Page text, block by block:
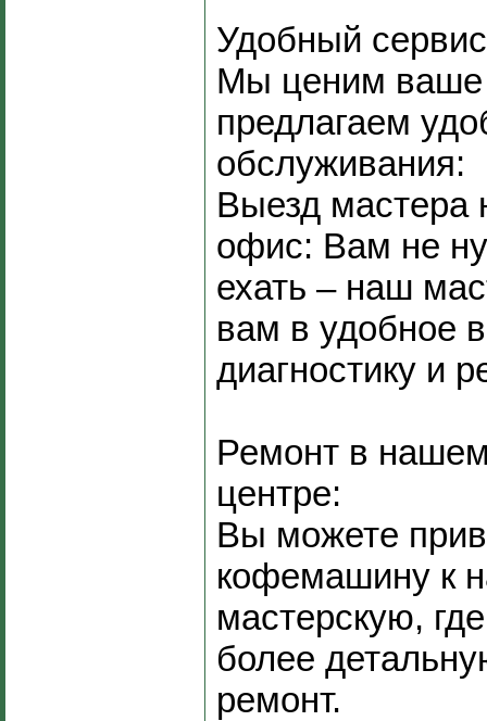
Удобный
Мы ценим ваше
предлагаем
обслуживания:
Выезд мастера
офис: Вам не
ехать – наш
вам в удобное
диагностику и
Ремонт в
центре:
Вы можете
кофемашину к
мастерскую,
более
ремонт.